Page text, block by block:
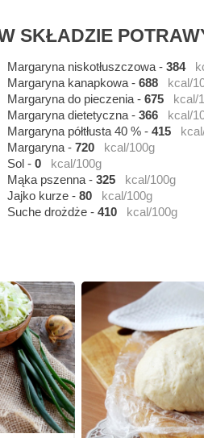
SKŁADZIE
Margaryna niskotłuszczowa - 384
Margaryna kanapkowa - 688
kcal/
Margaryna do pieczenia - 675
kcal/
Margaryna dietetyczna - 366
kcal/
Margaryna półtłusta 40 % - 415
Margaryna - 720
kcal/100g
Sol - 0
kcal/100g
Mąka pszenna - 325
kcal/100g
Jajko kurze - 80
kcal/100g
Suche drożdże - 410 kcal/100g